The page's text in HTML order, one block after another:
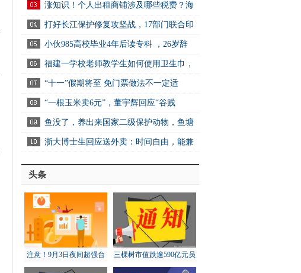
涨知识！个人出租商铺涉及哪些税费？海
打好长江保护修复攻坚战，17部门联合印
小伙985高校毕业4年后读专科 ，26岁辞
福建一学校老师教学生如何使用卫生巾，
“十一”假期将至 免门票做法不一定适
“一根玉米卖6元”，董宇辉回应“谷贱
鱼没了，养出来国家二级保护动物，鱼塘
浙大博士生回应送外卖：时间自由，能兼
头条
注意！9月3日夜间超强台
风“轩岚诺”将进入东海东
三棵树市值跌逾590亿元员
工大比例账面浮亏